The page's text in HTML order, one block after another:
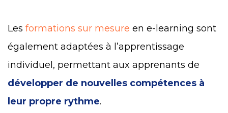
Les formations sur mesure en e-learning sont
également adaptées à l’apprentissage
individuel, permettant aux apprenants de
développer de nouvelles compétences à
leur propre rythme.